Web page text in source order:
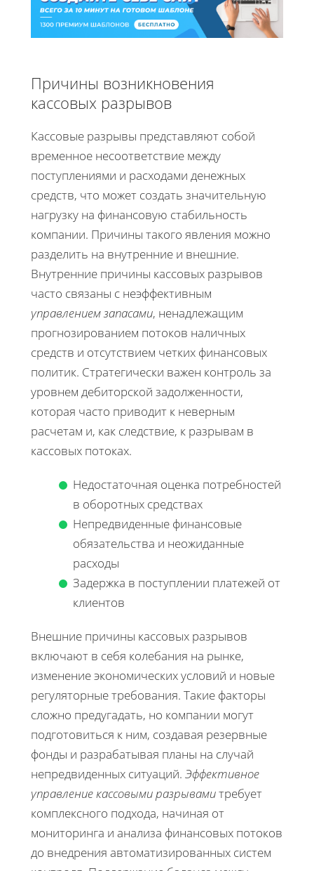
Причины возникновения
кассовых разрывов
Кассовые разрывы представляют собой
временное несоответствие между
поступлениями и расходами денежных
средств, что может создать значительную
нагрузку на финансовую стабильность
компании. Причины такого явления можно
разделить на внутренние и внешние.
Внутренние причины кассовых разрывов
часто связаны с неэффективным
управлением запасами, ненадлежащим
прогнозированием потоков наличных
средств и отсутствием четких финансовых
политик. Стратегически важен контроль за
уровнем дебиторской задолженности,
которая часто приводит к неверным
расчетам и, как следствие, к разрывам в
кассовых потоках.
Недостаточная оценка потребностей
в оборотных средствах
Непредвиденные финансовые
обязательства и неожиданные
расходы
Задержка в поступлении платежей от
клиентов
Внешние причины кассовых разрывов
включают в себя колебания на рынке,
изменение экономических условий и новые
регуляторные требования. Такие факторы
сложно предугадать, но компании могут
подготовиться к ним, создавая резервные
фонды и разрабатывая планы на случай
непредвиденных ситуаций. Эффективное
управление кассовыми разрывамитребует
комплексного подхода, начиная от
мониторинга и анализа финансовых потоков
до внедрения автоматизированных систем